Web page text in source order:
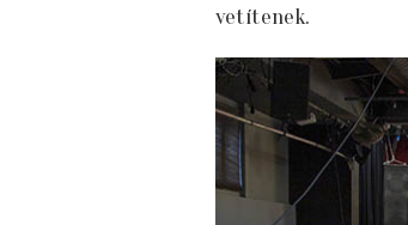
vetítenek.